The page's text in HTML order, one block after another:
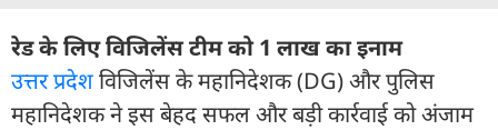
रेड के लिए विजिलेंस टीम को 1 लाख का इनाम
उत्तर प्रदेशविजिलेंस के महानिदेशक (DG) और पुलिस
महानिदेशक ने इस बेहद सफल और बड़ी कार्रवाई को अंजाम